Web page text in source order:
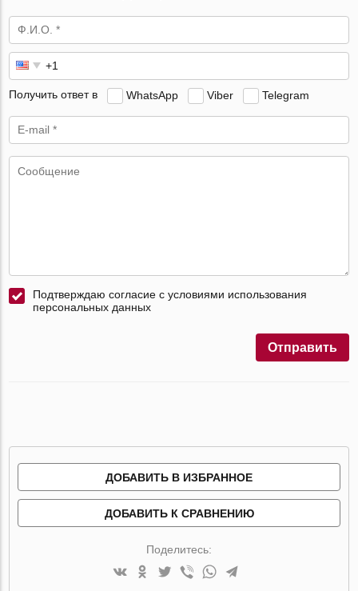
Получить ответ в WhatsApp Viber Telegram
Подтверждаю согласие с условиями использования
персональных данных
Отправить
ДОБАВИТЬ В ИЗБРАННОЕ
ДОБАВИТЬ К СРАВНЕНИЮ
Поделитесь: